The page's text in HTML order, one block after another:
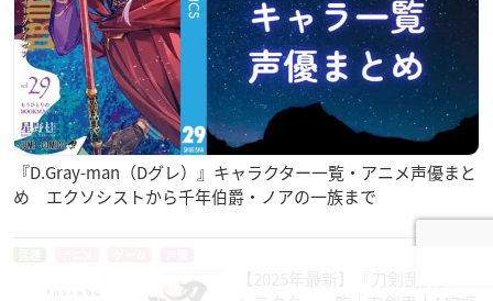
『D.Gray-man（Dグレ）』キャラクター一覧・アニメ声優まと
め エクソシストから千年伯爵・ノアの一族まで